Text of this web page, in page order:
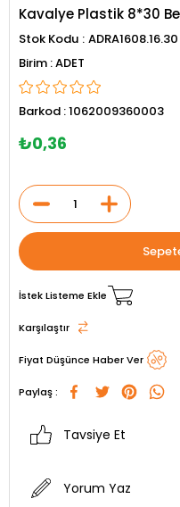
Kavalye Plastik 8*30
Stok Kodu ADRA1608.16.30
ADET
Barkod :1062009360003
₺0,36
İstek Listeme Ekle
Karşılaştır
Fiyat Düşünce Haber Ver
Paylaş :
Tavsiye Et
Yorum Yaz